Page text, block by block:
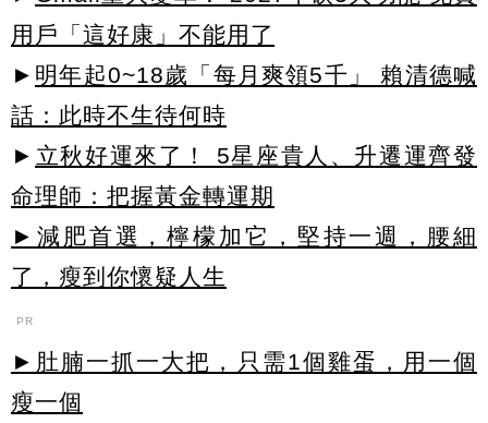
用戶「這好康」不能用了
► 明年起0~18歲「每月爽領5千」 賴清德喊
話：此時不生待何時
► 立秋好運來了！ 5星座貴人、升遷運齊發
命理師：把握黃金轉運期
►減肥首選，檸檬加它，堅持一週，腰細
了，瘦到你懷疑人生
PR
►肚腩一抓一大把，只需1個雞蛋，用一個
瘦一個